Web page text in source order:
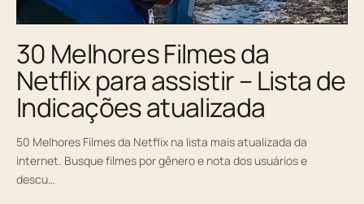
30 Melhores Filmes da
Netflix para assistir – Lista de
Indicações atualizada
50 Melhores Filmes da Netflix na lista mais atualizada da
internet. Busque filmes por gênero e nota dos usuários e
descu…